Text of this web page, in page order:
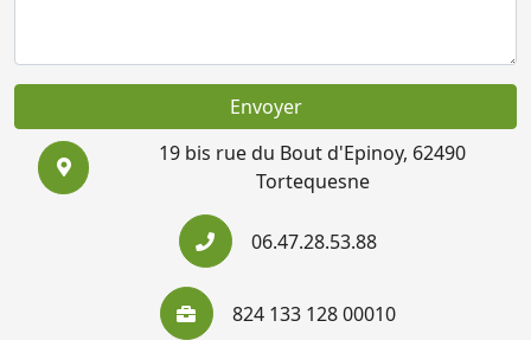
Envoyer
19 bis rue du Bout d'Epinoy, 62490
Tortequesne
06.47.28.53.88
824 133 128 00010